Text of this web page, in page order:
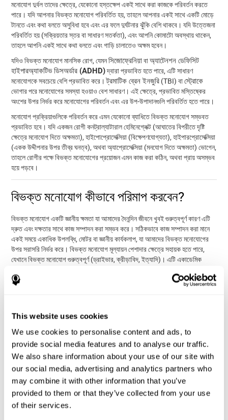
This website uses cookies
We use cookies to personalise content and ads, to
provide social media features and to analyse our traffic.
We also share information about your use of our site with
our social media, advertising and analytics partners who
may combine it with other information that you’ve
provided to them or that they’ve collected from your use
of their services.
মনোযোগ দুর্বল তাদের ক্ষেত্রে, যেকোনো হস্তক্ষেপ একই সাথে করা কাজকে পরিবর্তন করতে
পারে। যদি আপনার বিভক্ত মনোযোগ পরিবর্তিত হয়, তাহলে আপনার একই সাথে একটি মোড়ে
টানতে এবং কথা বলতে অসুবিধা হবে এবং এর ফলে দুর্ঘটনার ঝুঁকি বেশি থাকবে। যদি উত্তেজনা
পরিবর্তিত হয় (সক্রিয়তার স্তর বা সাধারণ সতর্কতা), এবং আপনি কোমাটো অবস্থায় থাকেন,
তাহলে আপনি একই সাথে কথা বলতে এবং গাড়ি চালাতেও অক্ষম হবেন।
যদিও বিভক্ত মনোযোগ মানসিক রোগ, যেমনসিজোফ্রেনিয়াবাঅ্যাটেনশন ডেফিসিট
হাইপারঅ্যাকটিভ ডিসঅর্ডার (ADHD)দ্বারা প্রভাবিত হতে পারে, এটি সাধারণ
মনোযোগকে সবচেয়ে বেশি প্রভাবিত করে।ট্রমাটিক ব্রেন ইনজুরি (TBI) বাস্ট্রোকে
ভোগার পরে মনোযোগের সমস্যা হওয়াও বেশ সাধারণ। এই ক্ষেত্রে, প্রভাবিত মস্তিষ্কের
অংশের উপর নির্ভর করে মনোযোগের পরিবর্তন এবং এর উপ-উপাদানগুলি পরিবর্তিত হতে পারে।
মনোযোগ প্রক্রিয়াগুলিকে পরিবর্তন করে এমন যেকোনো ব্যাধিতে বিভক্ত মনোযোগ সম্ভবত
প্রভাবিত হবে। যদি একজন রোগী কনট্রাল্যাটারাল হেমিনেগ্লেক্ট (আঘাতের বিপরীতে দৃষ্টি
ক্ষেত্রে মনোযোগ দিতে অক্ষমতা), হাইপোপ্রোসেক্সিয়া (বিক্ষেপণযোগ্যতা), হাইপারপ্রোসেক্সিয়া
(একক উদ্দীপনার উপর তীব্র ঘনত্ব), অথবা অ্যাপ্রোসেক্সিয়া (মনযোগ দিতে অক্ষমতা) ভোগেন,
তাহলে রোগীর পক্ষে বিভক্ত মনোযোগের প্রয়োজন এমন কাজ করা কঠিন, অথবা প্রায় অসম্ভব
হয়ে পড়বে।
বিভক্ত মনোযোগ কীভাবে পরিমাপ করবেন?
বিভক্ত মনোযোগ একটি জ্ঞানীয় ক্ষমতা যা আমাদের দৈনন্দিন জীবনে খুবই গুরুত্বপূর্ণ কারণ এটি
দ্রুত এবং দক্ষতার সাথে কাজ সম্পাদন করা সম্ভব করে। সঠিকভাবে কাজ সম্পাদন করা মানে
একই সময়ে একাধিক উপলব্ধি, মোটর বা জ্ঞানীয় কার্যকলাপ, যা আমাদের বিভক্ত মনোযোগের
উপর সরাসরি নির্ভর করে। বিভক্ত মনোযোগ মূল্যায়ন পেশাদার ক্ষেত্রে সহায়ক হতে পারে,
যেখানে বিভক্ত মনোযোগ গুরুত্বপূর্ণ (ড্রাইভার, ক্রীড়াবিদ, ইত্যাদি)। এটি একাডেমিক
অতিরিক্ত সময়ের প্রয়োজন হয়), অথবা ক্লিনিকাল ক্ষেত্রেও (হয়তো একজন রোগীর সঠিক
করেছে। যুগপততা পরীক্ষা কেবল বিভক্ত মনোযোগ মূল্যায়ন করে না, বরং স্থানান্তর এবং হাত-
চোখের সমন্বয় মূল্যায়নেও সহায়তা করে।
যুগপত পরীক্ষা DIAT-SHIF
: ব্যবহারকারীকে আপনার পয়েন্টার দিয়ে একটি বলের
অনুসরণ করতে হবে এবং স্ক্রিনের মাঝখানে প্রদর্শিত শব্দগুলি সম্পর্কে সচেতন থাকতে
হবে। যখন স্ক্রিনের মাঝখানে থাকা শব্দটি লেখা রঙের সাথে মিলে যায়, তখন
ব্যবহারকারীকে যথাযথ প্রতিক্রিয়া জানাতে হবে (একই সাথে উভয় উদ্দীপনার প্রতি
মনোযোগ দেওয়ার সময়)। এই কার্যকলাপে, ব্যবহারকারীকে কৌশল পরিবর্তন করতে হবে,